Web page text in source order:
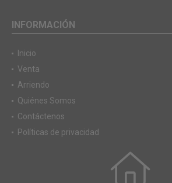
INFORMACIÓN
Inicio
Venta
Arriendo
Quiénes Somos
Contáctenos
Políticas de privacidad